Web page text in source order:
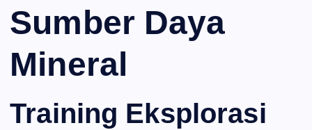
Sumber Daya
Mineral
Training Eksplorasi